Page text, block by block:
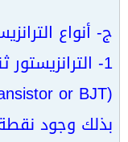
ج- أنواع
1-
بذلك وجود